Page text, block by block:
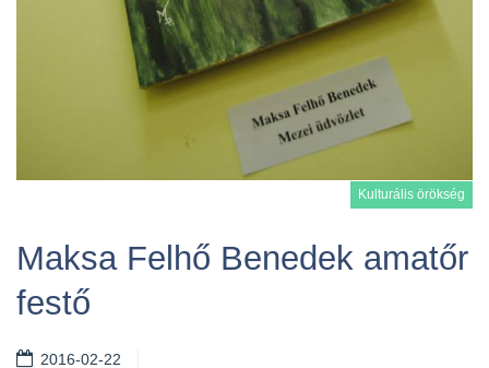
Kulturális örökség
Maksa Felhő Benedek amatőr
festő
2016-02-22